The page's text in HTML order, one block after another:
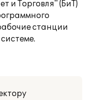
и Торговля" (БиТ)
станции